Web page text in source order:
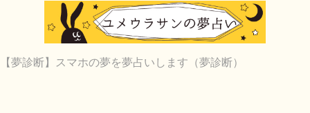
【夢診断】スマホの夢を夢占いします（夢診断）